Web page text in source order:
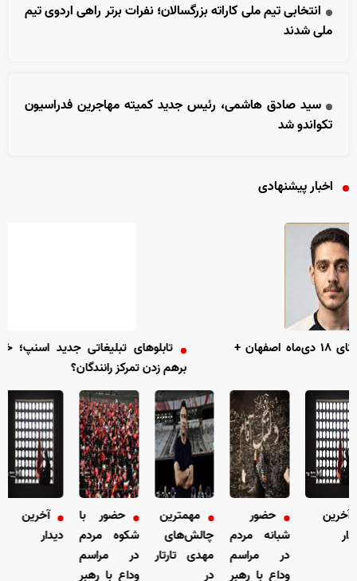
انتخابی تیم ملی کاراته بزرگسالان؛ نفرات برتر راهی اردوی تیم
ملی شدند
سید صادق هاشمی، رئیس جدید کمیته مهاجرین فدراسیون
تکواندو شد
اخبار پیشنهادی
کودتای ۱۸ دی‌ماه اصفهان +
تابلو‌های تبلیغاتی جدید اسنپ؛ خلاقیت یا
برهم زدن تمرکز رانندگان؟
حضور
شبانه مردم
در مراسم
وداع با رهبر
مهمترین
چالش‌های
مهدی تارتار
در
حضور با
شکوه مردم
در مراسم
وداع با رهبر
آخرین
دیدار